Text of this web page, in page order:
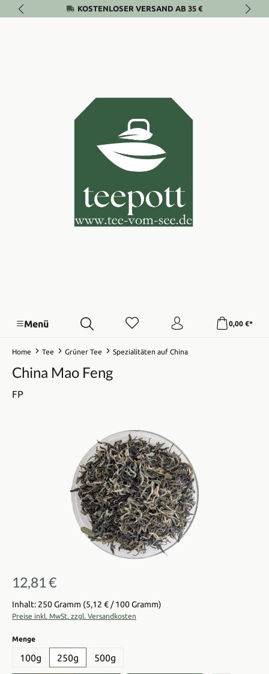
Zum Hauptinhalt springenKOSTENLOSER VERSAND AB 35 €
Menü 0,00 €*
Home Tee Grüner Tee Spezialitäten auf China
China Mao Feng
FP
Bildergalerie überspringen
Regulärer Preis:
12,81 €
Inhalt: 250 Gramm (5,12 € / 100 Gramm)
Preise inkl. MwSt. zzgl. Versandkosten
Mengeauswählen
100g 250g 500g